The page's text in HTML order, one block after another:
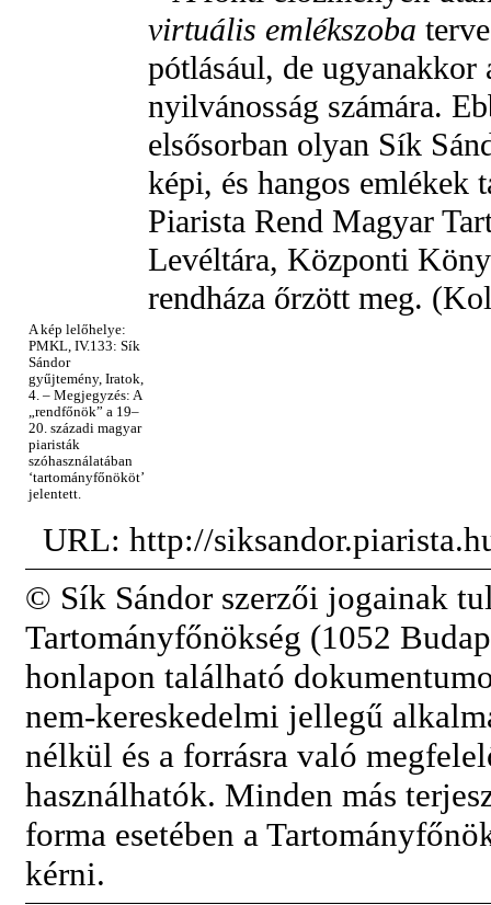
virtuális emlékszoba
pótlásául, de ugyanakkor
nyilvánosság számára.
elsősorban olyan Sík
képi, és hangos emlékek
Piarista Rend Magyar
Levéltára, Központi
rendháza őrzött meg.
A kép lelőhelye:
PMKL, IV.133: Sík
Sándor
gyűjtemény, Iratok,
4. – Megjegyzés: A
„rendfőnök” a 19–
20. századi magyar
piaristák
szóhasználatában
‘tartományfőnököt’
jelentett.
URL: http://
© Sík Sándor szerzői jogainak
Tartományfőnökség (1052
honlapon található
nem-kereskedelmi jellegű
nélkül és a forrásra való
használhatók. Minden más
forma esetében a
kérni.